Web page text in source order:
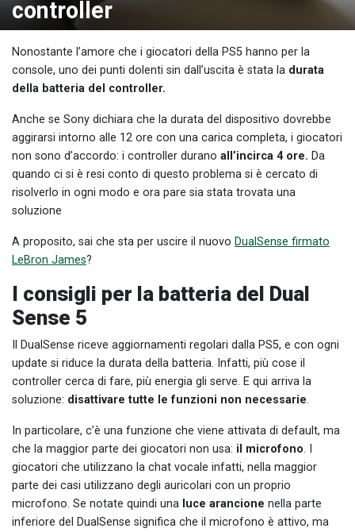
controller
Nonostante l’amore che i giocatori della PS5 hanno per la
console, uno dei punti dolenti sin dall’uscita è stata la durata
della batteria del controller.
Anche se Sony dichiara che la durata del dispositivo dovrebbe
aggirarsi intorno alle 12 ore con una carica completa, i giocatori
non sono d’accordo: i controller durano all’incirca 4 ore. Da
quando ci si è resi conto di questo problema si è cercato di
risolverlo in ogni modo e ora pare sia stata trovata una
soluzione
A proposito, sai che sta per uscire il nuovo DualSense firmato
LeBron James?
I consigli per la batteria del Dual
Sense 5
Il DualSense riceve aggiornamenti regolari dalla PS5, e con ogni
update si riduce la durata della batteria. Infatti, più cose il
controller cerca di fare, più energia gli serve. E qui arriva la
soluzione: disattivare tutte le funzioni non necessarie.
In particolare, c’è una funzione che viene attivata di default, ma
che la maggior parte dei giocatori non usa: il microfono. I
giocatori che utilizzano la chat vocale infatti, nella maggior
parte dei casi utilizzano degli auricolari con un proprio
microfono. Se notate quindi una luce arancione nella parte
inferiore del DualSense significa che il microfono è attivo, ma